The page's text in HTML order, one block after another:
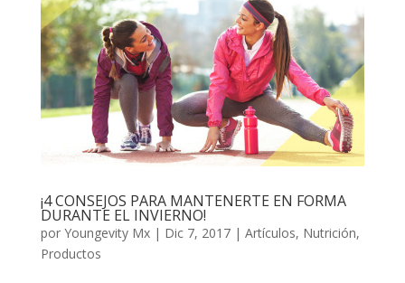
¡4 CONSEJOS PARA MANTENERTE EN FORMA
DURANTE EL INVIERNO!
por Youngevity Mx| Dic 7, 2017| Artículos, Nutrición,
Productos